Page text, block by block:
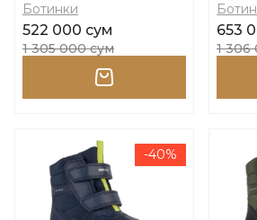
Ботинки
522 000 сум
1 305 000 сум
653
1 306
-40%